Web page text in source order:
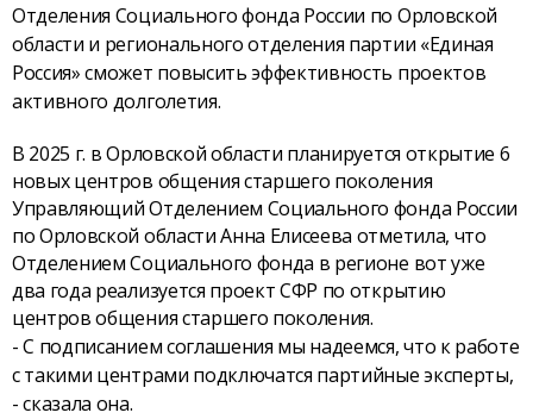
Отделения Социального фонда России по Орловской
области и регионального отделения партии «Единая
Россия» сможет повысить эффективность проектов
активного долголетия.
В 2025 г. в Орловской области планируется открытие 6
новых центров общения старшего поколения
Управляющий Отделением Социального фонда России
по Орловской области Анна Елисеева отметила, что
Отделением Социального фонда в регионе вот уже
два года реализуется проект СФР по открытию
центров общения старшего поколения.
- С подписанием соглашения мы надеемся, что к работе
с такими центрами подключатся партийные эксперты,
- сказала она.